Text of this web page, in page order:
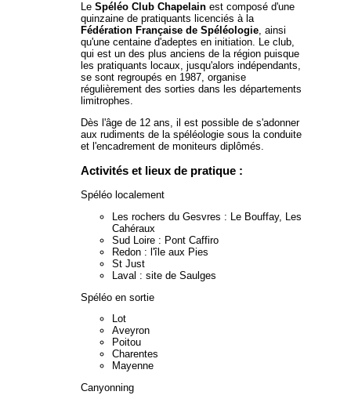
Le Spéléo Club Chapelainest composé d'une
quinzaine de pratiquants licenciés à la
Fédération Française de Spéléologie, ainsi
qu'une centaine d'adeptes en initiation. Le club,
qui est un des plus anciens de la région puisque
les pratiquants locaux, jusqu'alors indépendants,
se sont regroupés en 1987, organise
régulièrement des sorties dans les départements
limitrophes.
Dès l'âge de 12 ans, il est possible de s'adonner
aux rudiments de la spéléologie sous la conduite
et l'encadrement de moniteurs diplômés.
Activités et lieux de pratique :
Spéléo localement
Les rochers du Gesvres : Le Bouffay, Les
Cahéraux
Sud Loire : Pont Caffiro
Redon : l'île aux Pies
St Just
Laval : site de Saulges
Spéléo en sortie
Lot
Aveyron
Poitou
Charentes
Mayenne
Canyonning